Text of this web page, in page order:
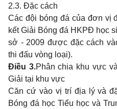
2.3. Đặc cách
Các đội bóng đá của đơn vị
kết Giải Bóng đá HKPĐ học
sở - 2009 được đặc cách
thi đấu vòng loại).
Điều 3.Phân chia khu vực
Giải tại khu vực
Căn cứ vào vị trí địa lý và
Bóng đá học Tiểu học và